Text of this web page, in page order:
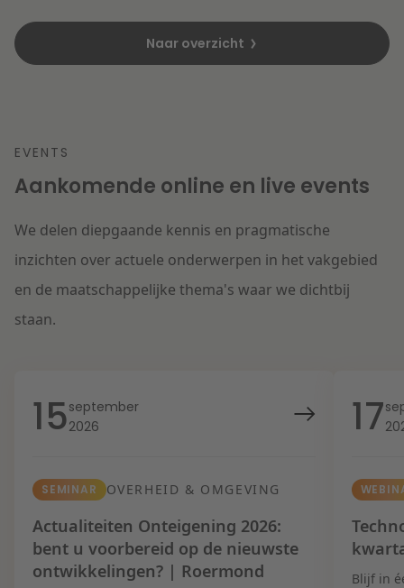
Naar overzicht
EVENTS
Aankomende online en live events
We delen diepgaande kennis en pragmatische
inzichten over actuele onderwerpen in het vakgebied
en de maatschappelijke thema's waar we dichtbij
staan.
15september
2026
SEMINAR OVERHEID & OMGEVING
Actualiteiten Onteigening 2026:
bent u voorbereid op de nieuwste
ontwikkelingen? | Roermond
17
Blijf in